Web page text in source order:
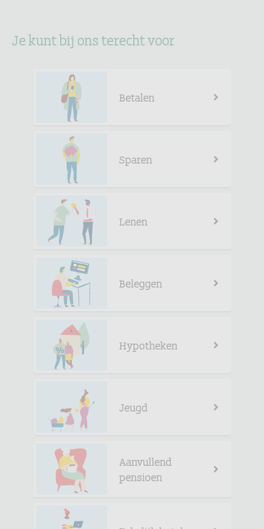
Je kunt bij ons terecht voor
Betalen
Sparen
Lenen
Beleggen
Hypotheken
Jeugd
Aanvullend
pensioen